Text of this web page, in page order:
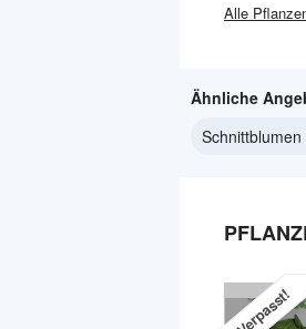
Alle
Ähnliche
Verpasst!